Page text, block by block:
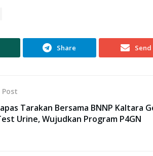
Share Send
Tarakan Bersama BNNP Kaltara
Urine, Wujudkan Program P4GN